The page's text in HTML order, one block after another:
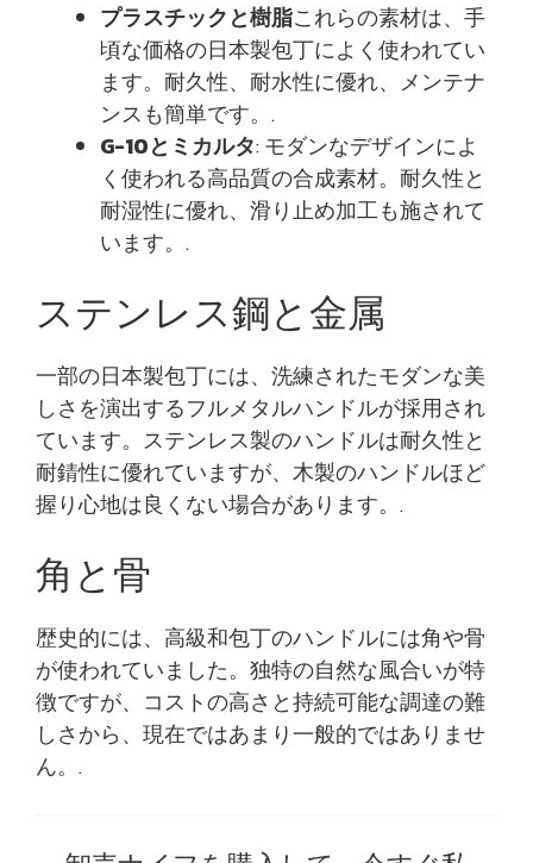
プラスチックと樹脂これらの素材は、手
頃な価格の日本製包丁によく使われてい
ます。耐久性、耐水性に優れ、メンテナ
ンスも簡単です。.
G-10とミカルタ: モダンなデザインによ
く使われる高品質の合成素材。耐久性と
耐湿性に優れ、滑り止め加工も施されて
います。.
ステンレス鋼と金属
一部の日本製包丁には、洗練されたモダンな美
しさを演出するフルメタルハンドルが採用され
ています。ステンレス製のハンドルは耐久性と
耐錆性に優れていますが、木製のハンドルほど
握り心地は良くない場合があります。.
角と骨
歴史的には、高級和包丁のハンドルには角や骨
が使われていました。独特の自然な風合いが特
徴ですが、コストの高さと持続可能な調達の難
しさから、現在ではあまり一般的ではありませ
ん。.